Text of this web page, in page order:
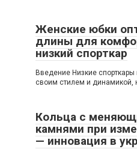
Женские юбки
длины для
низкий спорткар
Введение Низкие
своим стилем и динамикой,
Кольца с
камнями при
— инновация в